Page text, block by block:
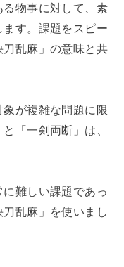
物事に対して、素
す。課題をスピー
乱麻」の意味と共
が複雑な問題に限
「一剣両断」は、
難しい課題であっ
乱麻」を使いまし